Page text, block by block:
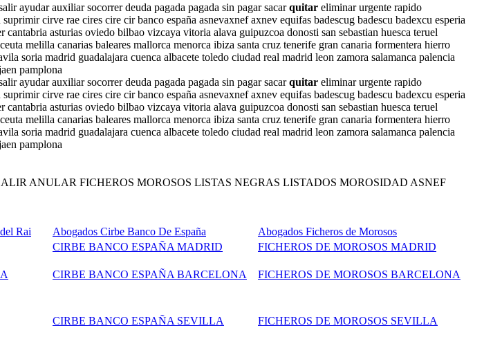
ayudar auxiliar socorrer deuda pagada pagada sin pagar sacarquitar eliminar urgente rapido
cirve rae cires cire cir banco españa asnevaxnef axnev equifas badescug badescu badexcu esperia
asturias oviedo bilbao vizcaya vitoria alava guipuzcoa donosti san sebastian huesca teruel
melilla canarias baleares mallorca menorca ibiza santa cruz tenerife gran canaria formentera hierro
soria madrid guadalajara cuenca albacete toledo ciudad real madrid leon zamora salamanca palencia
pamplona
ayudar auxiliar socorrer deuda pagada pagada sin pagar sacarquitar eliminar urgente rapido
cirve rae cires cire cir banco españa asnevaxnef axnev equifas badescug badescu badexcu esperia
asturias oviedo bilbao vizcaya vitoria alava guipuzcoa donosti san sebastian huesca teruel
melilla canarias baleares mallorca menorca ibiza santa cruz tenerife gran canaria formentera hierro
soria madrid guadalajara cuenca albacete toledo ciudad real madrid leon zamora salamanca palencia
pamplona
ANULAR FICHEROS MOROSOS LISTAS NEGRAS LISTADOS MOROSIDAD ASNEF
Rai Abogados Cirbe Banco De España
Abogados Ficheros de Morosos
CIRBE BANCO ESPAÑA MADRID FICHEROS DE MOROSOS MADRID
CIRBE BANCO ESPAÑA BARCELONA FICHEROS DE MOROSOS BARCELONA
CIRBE BANCO ESPAÑA SEVILLA FICHEROS DE MOROSOS SEVILLA